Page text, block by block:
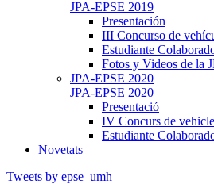
JPA-EPSE 2019
Presentación
III Concurso de
Estudiante
Fotos y Videos de la
JPA-EPSE 2020
JPA-EPSE 2020
Presentació
IV Concurs de
Estudiante
Novetats
Tweets by epse_umh